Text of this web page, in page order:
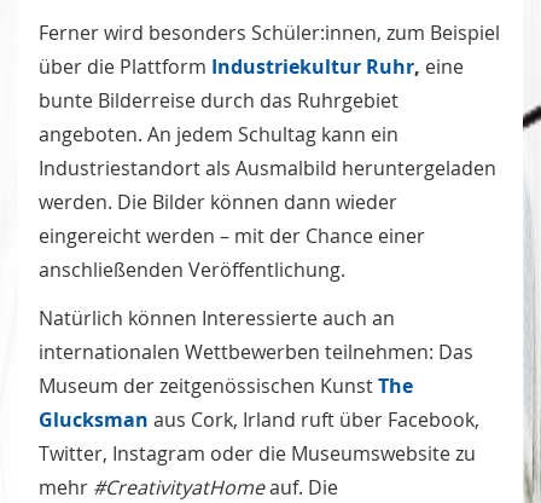
Ferner wird besonders Schüler:innen, zum Beispiel
über die Plattform Industriekultur Ruhr, eine
bunte Bilderreise durch das Ruhrgebiet
angeboten. An jedem Schultag kann ein
Industriestandort als Ausmalbild heruntergeladen
werden. Die Bilder können dann wieder
eingereicht werden – mit der Chance einer
anschließenden Veröffentlichung.
Natürlich können Interessierte auch an
internationalen Wettbewerben teilnehmen: Das
Museum der zeitgenössischen KunstThe
Glucksman aus Cork, Irland ruft über Facebook,
Twitter, Instagram oder die Museumswebsite zu
mehr #CreativityatHomeauf. Die